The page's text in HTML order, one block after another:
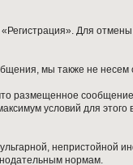
Для
мы также не
размещенное
условий для
непристойной
нормам.